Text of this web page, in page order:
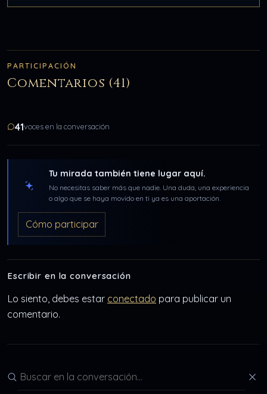
PARTICIPACIÓN
Comentarios (41)
41voces en la conversación
Tu mirada también tiene lugar aquí.
No necesitas saber más que nadie. Una duda, una experiencia
o algo que se haya movido en ti ya es una aportación.
Cómo participar
Escribir en la conversación
Lo siento, debes estar conectado para publicar un
comentario.
Buscar en la conversación